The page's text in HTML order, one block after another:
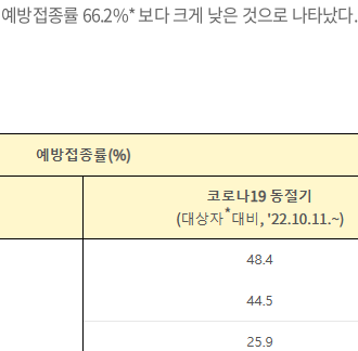
방접종률 66.2%* 보다 크게 낮은 것으로 나타났다.